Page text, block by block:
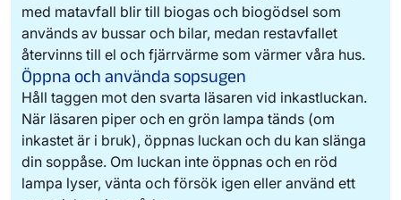
med matavfall blir till biogas och biogödsel som
används av bussar och bilar, medan restavfallet
återvinns till el och fjärrvärme som värmer våra hus.
Öppna och använda sopsugen
Håll taggen mot den svarta läsaren vid inkastluckan.
När läsaren piper och en grön lampa tänds (om
inkastet är i bruk), öppnas luckan och du kan slänga
din soppåse. Om luckan inte öppnas och en röd
lampa lyser, vänta och försök igen eller använd ett